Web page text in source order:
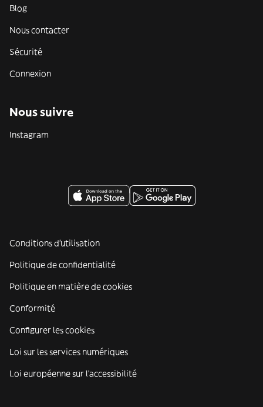
Blog
Nous contacter
Sécurité
Connexion
Nous suivre
Instagram
Conditions d'utilisation
Politique de confidentialité
Politique en matière de cookies
Conformité
Configurer les cookies
Loi sur les services numériques
Loi européenne sur l’accessibilité